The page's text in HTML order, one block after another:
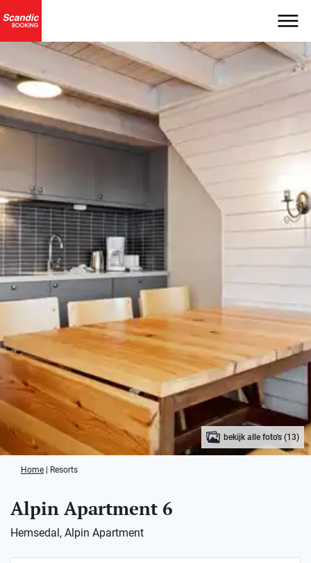
bekijk alle foto's (13)
Home Resorts
Alpin Apartment 6
Hemsedal, Alpin Apartment